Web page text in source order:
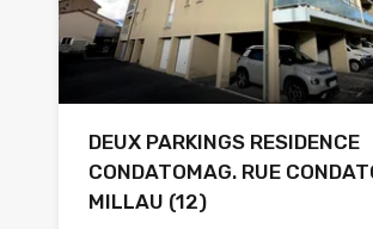
DEUX PARKINGS RESIDENCE
CONDATOMAG. RUE
MILLAU (12)